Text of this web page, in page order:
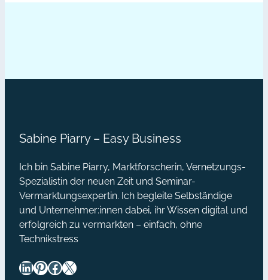
Sabine Piarry – Easy Business
Ich bin Sabine Piarry, Marktforscherin, Vernetzungs-
Spezialistin der neuen Zeit und Seminar-
Vermarktungsexpertin. Ich begleite Selbständige
und Unternehmer:innen dabei, ihr Wissen digital und
erfolgreich zu vermarkten – einfach, ohne
Technikstress
LinkedIn Pinterest Facebook X